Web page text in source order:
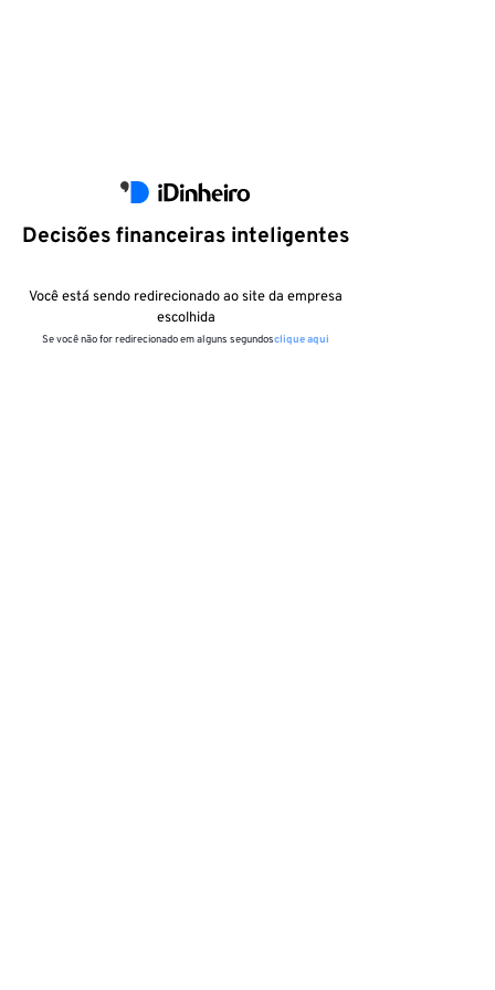
Decisões financeiras inteligentes
Você está sendo redirecionado ao site da empresa
escolhida
Se você não for redirecionado em alguns segundosclique aqui